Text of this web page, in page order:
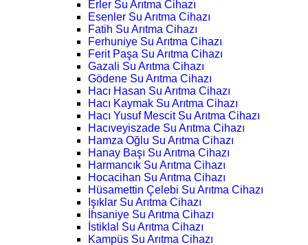
Erler Su Arıtma Cihazı
Esenler Su Arıtma Cihazı
Fatih Su Arıtma Cihazı
Ferhuniye Su Arıtma Cihazı
Ferit Paşa Su Arıtma Cihazı
Gazali Su Arıtma Cihazı
Gödene Su Arıtma Cihazı
Hacı Hasan Su Arıtma Cihazı
Hacı Kaymak Su Arıtma Cihazı
Hacı Yusuf Mescit Su Arıtma Cihazı
Hacıveyiszade Su Arıtma Cihazı
Hamza Oğlu Su Arıtma Cihazı
Hanay Başı Su Arıtma Cihazı
Harmancık Su Arıtma Cihazı
Hocacihan Su Arıtma Cihazı
Hüsamettin Çelebi Su Arıtma Cihazı
Işıklar Su Arıtma Cihazı
İhsaniye Su Arıtma Cihazı
İstiklal Su Arıtma Cihazı
Kampüs Su Arıtma Cihazı